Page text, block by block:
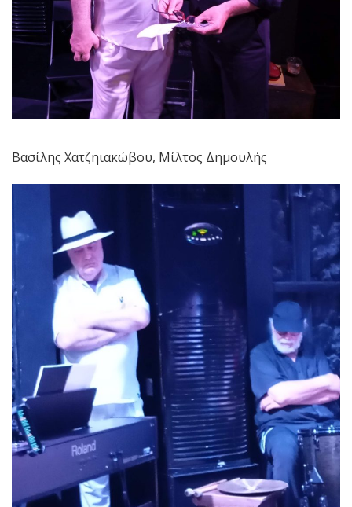
Βασίλης Χατζηιακώβου, Μίλτος Δημουλής